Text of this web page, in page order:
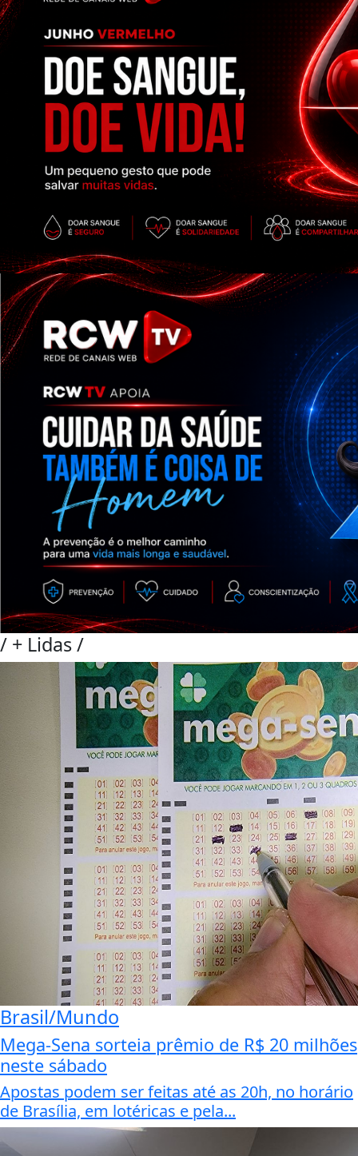
/ + Lidas/
Brasil/Mundo
Mega-Sena sorteia prêmio de R$ 20 milhões
neste sábado
Apostas podem ser feitas até as 20h, no horário
de Brasília, em lotéricas e pela...